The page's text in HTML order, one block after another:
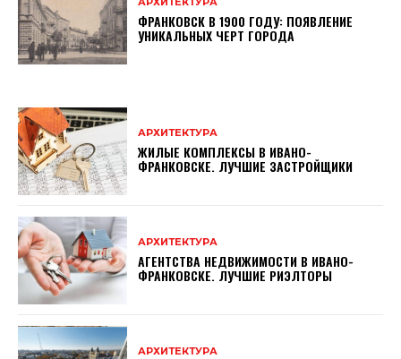
ФРАНКОВСК В 1900 ГОДУ: ПОЯВЛЕНИЕ
УНИКАЛЬНЫХ ЧЕРТ ГОРОДА
АРХИТЕКТУРА
ЖИЛЫЕ КОМПЛЕКСЫ В ИВАНО-
ФРАНКОВСКЕ. ЛУЧШИЕ ЗАСТРОЙЩИКИ
АРХИТЕКТУРА
АГЕНТСТВА НЕДВИЖИМОСТИ В ИВАНО-
ФРАНКОВСКЕ. ЛУЧШИЕ РИЭЛТОРЫ
АРХИТЕКТУРА